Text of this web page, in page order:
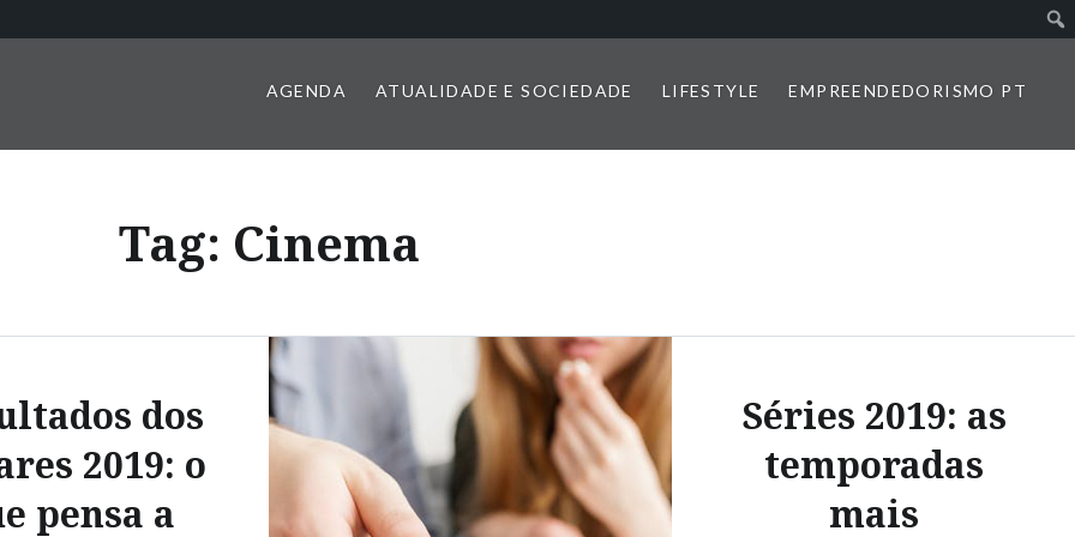
AGENDA ATUALIDADE E SOCIEDADE LIFESTYLE EMPREENDEDORISMO PT
Tag: Cinema
dos
2019: o
pensa a
Séries 2019: as
temporadas
mais